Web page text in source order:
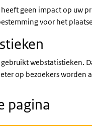
geen impact op uw
voor het
webstatistieken.
op bezoekers worden
pagina